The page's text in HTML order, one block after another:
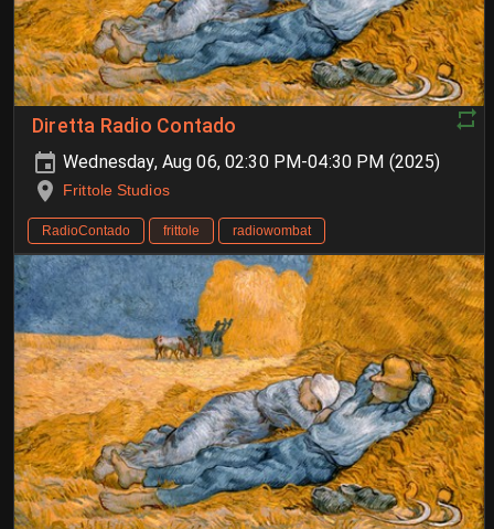
Diretta Radio Contado
Wednesday, Aug 06, 02:30 PM-04:30 PM (2025)
Frittole Studios
RadioContado frittole radiowombat